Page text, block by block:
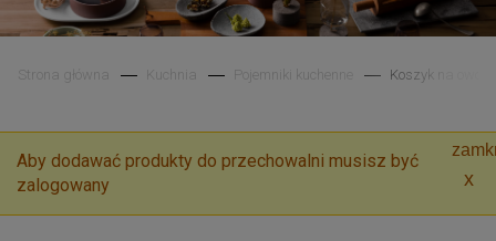
Strona główna Kuchnia Pojemniki kuchenne Koszyk na
Aby dodawać produkty do przechowalni musisz być
zalogowany